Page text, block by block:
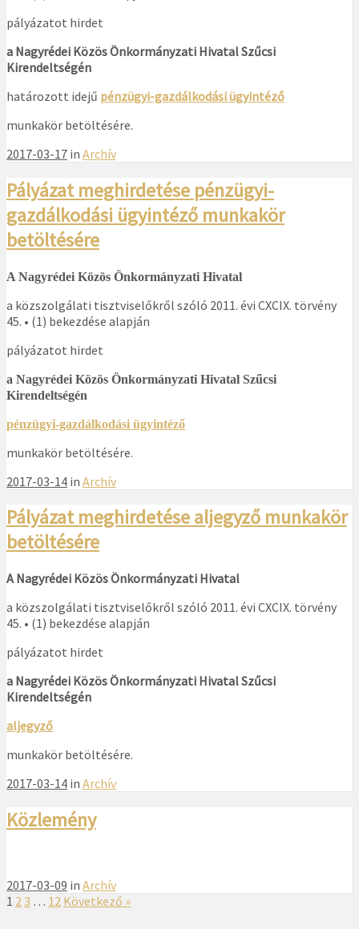
pályázatot hirdet
a Nagyrédei Közös Önkormányzati Hivatal Szűcsi
Kirendeltségén
határozott idejű pénzügyi-gazdálkodási ügyintéző
munkakör betöltésére.
2017-03-17 in Archív
Pályázat meghirdetése pénzügyi-
gazdálkodási ügyintéző munkakör
betöltésére
A Nagyrédei Közös Önkormányzati Hivatal
a közszolgálati tisztviselőkről szóló 2011. évi CXCIX. törvény
45. • (1) bekezdése alapján
pályázatot hirdet
a Nagyrédei Közös Önkormányzati Hivatal Szűcsi
Kirendeltségén
pénzügyi-gazdálkodási ügyintéző
munkakör betöltésére.
2017-03-14 in Archív
Pályázat meghirdetése aljegyző munkakör
betöltésére
A Nagyrédei Közös Önkormányzati Hivatal
a közszolgálati tisztviselőkről szóló 2011. évi CXCIX. törvény
45. • (1) bekezdése alapján
pályázatot hirdet
a Nagyrédei Közös Önkormányzati Hivatal Szűcsi
Kirendeltségén
aljegyző
munkakör betöltésére.
2017-03-14 in Archív
Közlemény
2017-03-09 in Archív
1 2 3 … 12 Következő »